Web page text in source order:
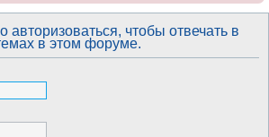
авторизоваться, чтобы отвечать в
в этом форуме.